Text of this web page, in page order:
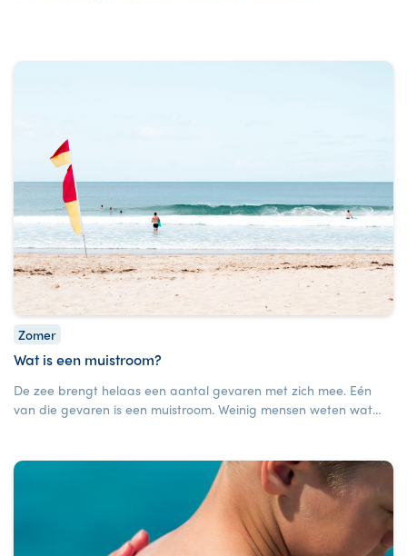
Zomer
Wat is een muistroom?
De zee brengt helaas een aantal gevaren met zich mee. Eén
van die gevaren is een muistroom. Weinig mensen weten wat